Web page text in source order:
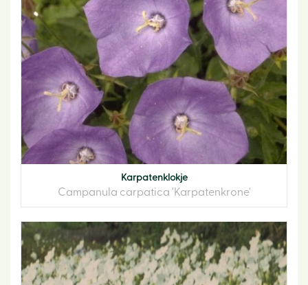
Karpatenklokje
Campanula carpatica 'Karpatenkrone'